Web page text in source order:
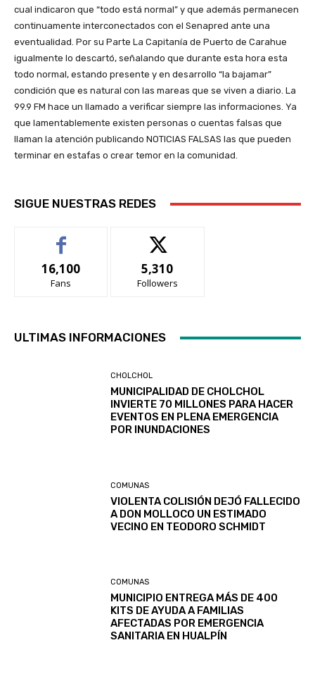
cual indicaron que “todo está normal” y que además permanecen
continuamente interconectados con el Senapred ante una
eventualidad. Por su Parte La Capitanía de Puerto de Carahue
igualmente lo descartó, señalando que durante esta hora esta
todo normal, estando presente y en desarrollo “la bajamar”
condición que es natural con las mareas que se viven a diario. La
99.9 FM hace un llamado a verificar siempre las informaciones. Ya
que lamentablemente existen personas o cuentas falsas que
llaman la atención publicando NOTICIAS FALSAS las que pueden
terminar en estafas o crear temor en la comunidad.
SIGUE NUESTRAS REDES
16,100
Fans
5,310
Followers
ULTIMAS INFORMACIONES
CHOLCHOL
MUNICIPALIDAD DE CHOLCHOL
INVIERTE 70 MILLONES PARA HACER
EVENTOS EN PLENA EMERGENCIA
POR INUNDACIONES
COMUNAS
VIOLENTA COLISIÓN DEJÓ FALLECIDO
A DON MOLLOCO UN ESTIMADO
VECINO EN TEODORO SCHMIDT
COMUNAS
MUNICIPIO ENTREGA MÁS DE 400
KITS DE AYUDA A FAMILIAS
AFECTADAS POR EMERGENCIA
SANITARIA EN HUALPÍN